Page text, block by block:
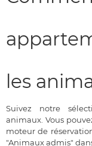
les
Suivez notre
animaux. Vous
moteur de
"Animaux admis"